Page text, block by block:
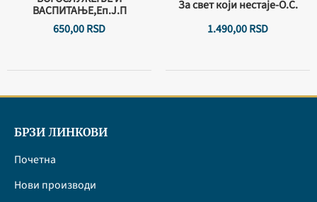
ВАСПИТАЊЕ,Еп.Ј.П
650,00RSD
За свет који нестаје-О.С.
1.490,00RSD
БРЗИ ЛИНКОВИ
Почетна
Нови производи